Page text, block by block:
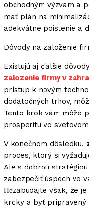
obchodným výzvam a
mať plán na
adekvátne poistenie a
Dôvody na založenie
Existujú aj ďalšie
zalozenie firmy v
prístup k novým
dodatočných trhov,
Tento krok vám môže
prosperitu vo
V konečnom dôsledku,
proces, ktorý si
Ale s dobrou
zabezpečiť úspech vo
Неzabúdajte však, že
kroky a byť pripravený